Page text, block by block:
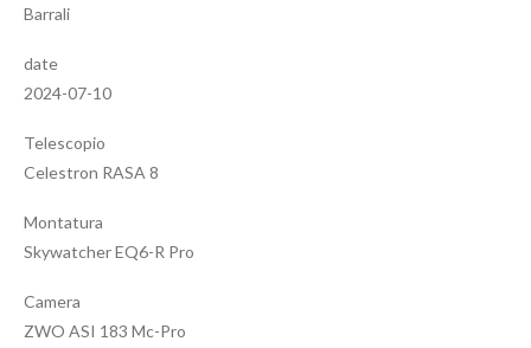
Barrali
date
2024-07-10
Telescopio
Celestron RASA 8
Montatura
Skywatcher EQ6-R Pro
Camera
ZWO ASI 183 Mc-Pro